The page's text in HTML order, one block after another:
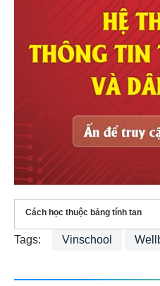
Cách học thuộc bảng tính tan
Tags: Vinschool